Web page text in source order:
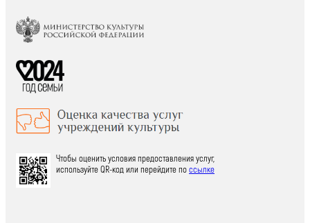
Чтобы оценить условия предоставления услуг,
используйте QR-код или перейдите поссылке